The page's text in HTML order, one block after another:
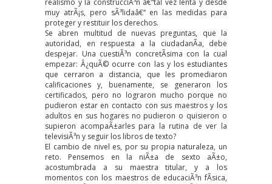
muy atrÃ¡s, pero sÃ³lidaâ€“ en las medidas para
proteger y restituir los derechos.
Se abren multitud de nuevas preguntas, que la
autoridad, en respuesta a la ciudadanÃ­a, debe
despejar. Una cuestiÃ³n concretÃ­sima con la cual
empezar: Â¿quÃ© ocurre con las y los estudiantes
que cerraron a distancia, que les promediaron
calificaciones y, buenamente, se generaron los
certificados, pero no lograron mucho porque no
pudieron estar en contacto con sus maestros y los
adultos en sus hogares no pudieron o quisieron o
supieron acompaÃ±arles para la rutina de ver la
televisiÃ³n y seguir los libros de texto?
El cambio de nivel es, por su propia naturaleza, un
reto. Pensemos en la niÃ±a de sexto aÃ±o,
acostumbrada a su maestra titular, y a los
momentos con los maestros de educaciÃ³n fÃ­sica,